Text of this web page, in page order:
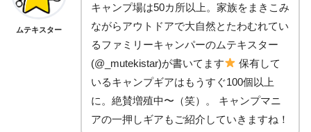
ムテキスター
キャンプ場は50カ所以上。家族をまきこみ
ながらアウトドアで大自然とたわむれてい
るファミリーキャンパーのムテキスター
(@_mutekistar)が書いてます
保有して
いるキャンプギアはもうすぐ100個以上
に。絶賛増殖中〜（笑）。 キャンプマニ
アの一押しギアもご紹介していきますね！